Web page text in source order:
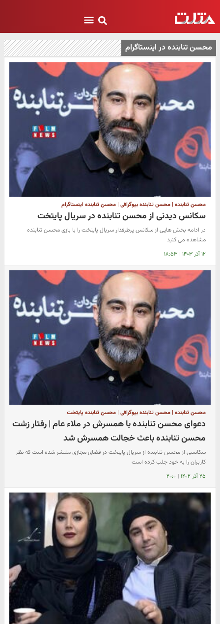
محسن تنابنده در اینستاگرام
محسن تنابنده | محسن تنابنده بیوگرافی | محسن تنابنده اینستاگرام
سکانس دیدنی از محسن تنابنده در سریال پایتخت
در ادامه بخش هایی از سکانس پرطرفدار سریال پایتخت را با بازی محسن تنابنده
مشاهده می کنید
۱۲ آذر ۱۴۰۳ | ۱۸:۵۳
محسن تنابنده | محسن تنابنده بیوگرافی | محسن تنابنده پایتخت
دعوای محسن تنابنده با همسرش در ملاء عام | رفتار زشت
محسن تنابنده باعث خجالت همسرش شد
سکانسی از محسن تنابنده از سریال پایتخت در فضای مجازی منتشر شده است که نظر
کاربران را به خود جلب کرده است
۲۵ آذر ۱۴۰۲ | ۲۰:۰